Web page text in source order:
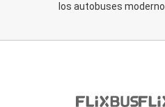
los autobuses